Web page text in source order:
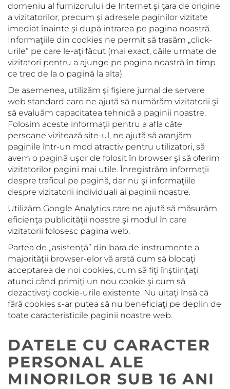
domeniu al furnizorului de Internet şi ţara de origine
a vizitatorilor, precum şi adresele paginilor vizitate
imediat înainte şi după intrarea pe pagina noastră.
Informaţiile din cookies ne permit să trasăm „click-
urile” pe care le-aţi făcut (mai exact, căile urmate de
vizitatori pentru a ajunge pe pagina noastră în timp
ce trec de la o pagină la alta).
De asemenea, utilizăm şi fişiere jurnal de servere
web standard care ne ajută să numărăm vizitatorii şi
să evaluăm capacitatea tehnică a paginii noastre.
Folosim aceste informaţii pentru a afla câte
persoane vizitează site-ul, ne ajută să aranjăm
paginile într-un mod atractiv pentru utilizatori, să
avem o pagină uşor de folosit în browser şi să oferim
vizitatorilor pagini mai utile. Înregistrăm informaţii
despre traficul pe pagină, dar nu şi informaţiile
despre vizitatorii individuali ai paginii noastre.
Utilizăm Google Analytics care ne ajută să măsurăm
eficienţa publicităţii noastre şi modul în care
vizitatorii folosesc pagina web.
Partea de „asistenţă” din bara de instrumente a
majorităţii browser-elor vă arată cum să blocaţi
acceptarea de noi cookies, cum să fiţi înştiinţaţi
atunci când primiţi un nou cookie şi cum să
dezactivaţi cookie-urile existente. Nu uitaţi însă că
fără cookies s-ar putea să nu beneficiaţi pe deplin de
toate caracteristicile paginii noastre web.
DATELE CU CARACTER
PERSONAL ALE
MINORILOR SUB 16 ANI